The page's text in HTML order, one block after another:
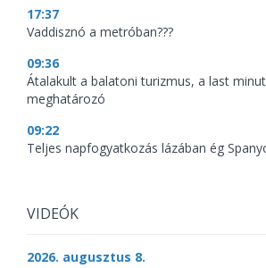
17:37
Vaddisznó a metróban???
09:36
Átalakult a balatoni turizmus, a last
meghatározó
09:22
Teljes napfogyatkozás lázában ég
VIDEÓK
2026. augusztus 8.